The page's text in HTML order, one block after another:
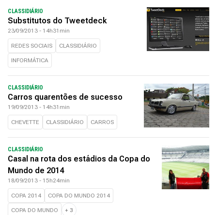
CLASSIDIÁRIO
Substitutos do Tweetdeck
23/09/2013 - 14h31min
REDES SOCIAIS CLASSIDIÁRIO
INFORMÁTICA
CLASSIDIÁRIO
Carros quarentões de sucesso
19/09/2013 - 14h31min
CHEVETTE CLASSIDIÁRIO CARROS
CLASSIDIÁRIO
Casal na rota dos estádios da Copa do
Mundo de 2014
18/09/2013 - 15h24min
COPA 2014 COPA DO MUNDO 2014
COPA DO MUNDO + 3